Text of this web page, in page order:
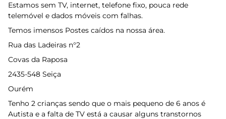
Estamos sem TV, internet, telefone fixo, pouca rede
telemóvel e dados móveis com falhas.
Temos imensos Postes caídos na nossa área.
Rua das Ladeiras n°2
Covas da Raposa
2435-548 Seiça
Ourém
Tenho 2 crianças sendo que o mais pequeno de 6 anos é
Autista e a falta de TV está a causar alguns transtornos